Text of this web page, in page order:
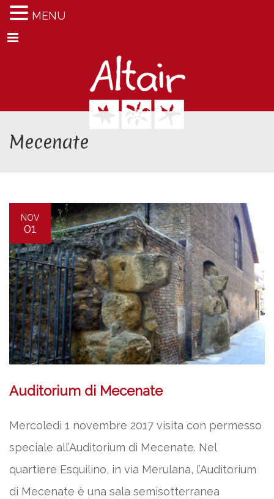
Menu
Mecenate
NOV
01
Auditorium di Mecenate
Mercoledì 1 novembre 2017 visita con permesso
speciale all’Auditorium di Mecenate. Nel
quartiere Esquilino, in via Merulana, l’Auditorium
di Mecenate è una sala semisotterranea
MENU